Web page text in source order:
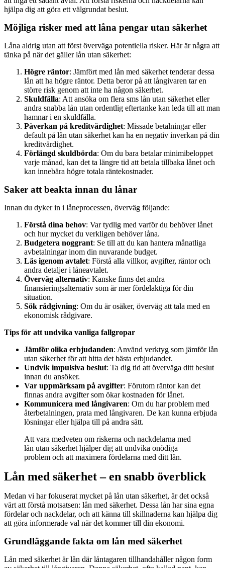
hjälpa dig att göra ett välgrundat beslut.
Möjliga risker med att låna pengar utan säkerhet
Låna aldrig utan att först överväga potentiella risker. Här är några att
tänka på när det gäller lån utan säkerhet:
Högre räntor: Jämfört med lån med säkerhet tenderar dessa
lån att ha högre räntor. Detta beror på att långivaren tar en
större risk genom att inte ha någon säkerhet.
Skuldfälla: Att ansöka om flera sms lån utan säkerhet eller
andra snabba lån utan ordentlig eftertanke kan leda till att man
hamnar i en skuldfälla.
Påverkan på kreditvärdighet: Missade betalningar eller
default på lån utan säkerhet kan ha en negativ inverkan på din
kreditvärdighet.
Förlängd skuldbörda: Om du bara betalar minimibeloppet
varje månad, kan det ta längre tid att betala tillbaka lånet och
kan innebära högre totala räntekostnader.
Saker att beakta innan du lånar
Innan du dyker in i låneprocessen, överväg följande:
Förstå dina behov: Var tydlig med varför du behöver lånet
och hur mycket du verkligen behöver låna.
Budgetera noggrant: Se till att du kan hantera månatliga
avbetalningar inom din nuvarande budget.
Läs igenom avtalet: Förstå alla villkor, avgifter, räntor och
andra detaljer i låneavtalet.
Överväg alternativ: Kanske finns det andra
finansieringsalternativ som är mer fördelaktiga för din
situation.
Sök rådgivning: Om du är osäker, överväg att tala med en
ekonomisk rådgivare.
Tips för att undvika vanliga fallgropar
Jämför olika erbjudanden: Använd verktyg som jämför lån
utan säkerhet för att hitta det bästa erbjudandet.
Undvik impulsiva beslut: Ta dig tid att överväga ditt beslut
innan du ansöker.
Var uppmärksam på avgifter: Förutom räntor kan det
finnas andra avgifter som ökar kostnaden för lånet.
Kommunicera med långivaren: Om du har problem med
återbetalningen, prata med långivaren. De kan kunna erbjuda
lösningar eller hjälpa till på andra sätt.
Att vara medveten om riskerna och nackdelarna med
lån utan säkerhet hjälper dig att undvika onödiga
problem och att maximera fördelarna med ditt lån.
Lån med säkerhet – en snabb överblick
Medan vi har fokuserat mycket på lån utan säkerhet, är det också
värt att förstå motsatsen: lån med säkerhet. Dessa lån har sina egna
fördelar och nackdelar, och att känna till skillnaderna kan hjälpa dig
att göra informerade val när det kommer till din ekonomi.
Grundläggande fakta om lån med säkerhet
Lån med säkerhet är lån där låntagaren tillhandahåller någon form